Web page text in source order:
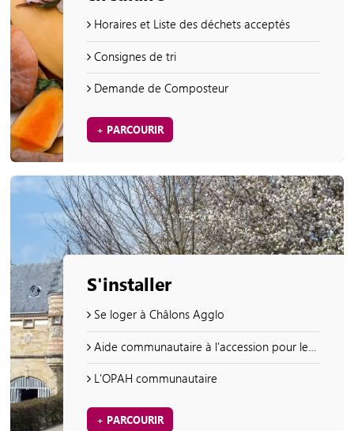
Horaires et Liste des déchets acceptés
Consignes de tri
Demande de Composteur
+ PARCOURIR
S'installer
Se loger à Châlons Agglo
Aide communautaire à l'accession pour les logements les plus énergivores
L'OPAH communautaire
+ PARCOURIR